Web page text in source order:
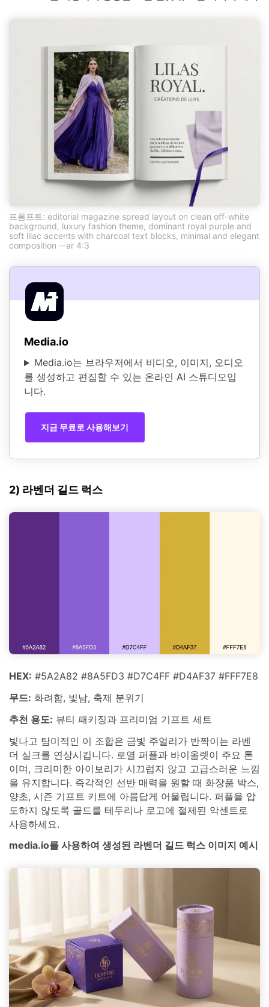
프롬프트: editorial magazine spread layout on clean off-white
background, luxury fashion theme, dominant royal purple and
soft lilac accents with charcoal text blocks, minimal and elegant
composition --ar 4:3
Media.io
Media.io는 브라우저에서 비디오, 이미지, 오디오
를 생성하고 편집할 수 있는 온라인 AI 스튜디오입
니다.
지금 무료로 사용해보기
2) 라벤더 길드 럭스
HEX: #5A2A82 #8A5FD3 #D7C4FF #D4AF37 #FFF7E8
무드: 화려함, 빛남, 축제 분위기
추천 용도: 뷰티 패키징과 프리미엄 기프트 세트
빛나고 탐미적인 이 조합은 금빛 주얼리가 반짝이는 라벤
더 실크를 연상시킵니다. 로열 퍼플과 바이올렛이 주요 톤
이며, 크리미한 아이보리가 시끄럽지 않고 고급스러운 느낌
을 유지합니다. 즉각적인 선반 매력을 원할 때 화장품 박스,
양초, 시즌 기프트 키트에 아름답게 어울립니다. 퍼플을 압
도하지 않도록 골드를 테두리나 로고에 절제된 악센트로
사용하세요.
media.io를 사용하여 생성된 라벤더 길드 럭스 이미지 예시